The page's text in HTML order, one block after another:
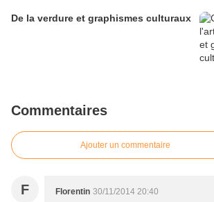
De la verdure et graphismes culturaux
Commentaires
Ajouter un commentaire
F Florentin 30/11/2014 20:40